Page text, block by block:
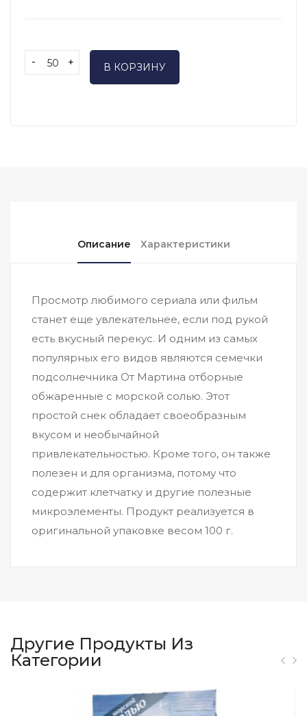
- + В КОРЗИНУ
Описание Характеристики
Просмотр любимого сериала или фильм
станет еще увлекательнее, если под рукой
есть вкусный перекус. И одним из самых
популярных его видов являются семечки
подсолнечника От Мартина отборные
обжаренные с морской солью. Этот
простой снек обладает своеобразным
вкусом и необычайной
привлекательностью. Кроме того, он также
полезен и для организма, потому что
содержит клетчатку и другие полезные
микроэлементы. Продукт реализуется в
оригинальной упаковке весом 100 г.
Другие Продукты Из
Категории